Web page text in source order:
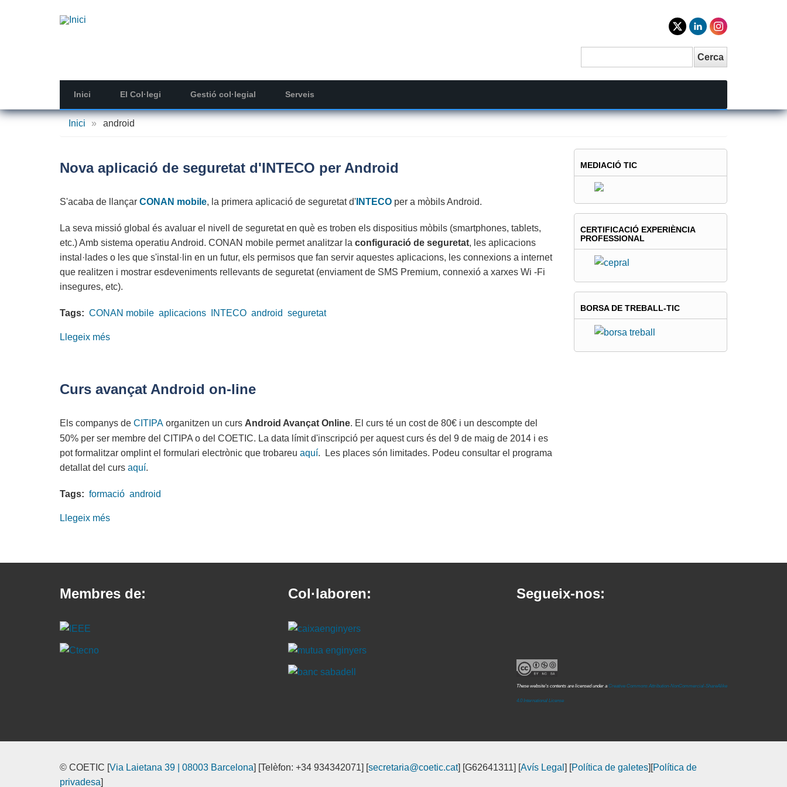
Cerca
Inici El Col·legi Gestió col·legial Serveis
Inici » android
Nova aplicació de seguretat d'INTECO per Android
S'acaba de llançar CONAN mobile, la primera aplicació de seguretat d' INTECO per a mòbils Android.
La seva missió global és avaluar el nivell de seguretat en què es troben els dispositius mòbils (smartphones, tablets,
etc.) Amb sistema operatiu Android. CONAN mobile permet analitzar la configuració de seguretat, les aplicacions
instal·lades o les que s'instal·lin en un futur, els permisos que fan servir aquestes aplicacions, les connexions a internet
que realitzen i mostrar esdeveniments rellevants de seguretat (enviament de SMS Premium, connexió a xarxes Wi -Fi
insegures, etc).
Tags: CONAN mobile aplicacions INTECO android seguretat
Llegeix més
seguretat
per
Android
Curs avançat Android on-line
Els companys de CITIPA organitzen un curs Android Avançat Online. El curs té un cost de 80€ i un descompte del
50% per ser membre del CITIPA o del COETIC. La data límit d'inscripció per aquest curs és del 9 de maig de 2014 i es
pot formalitzar omplint el formulari electrònic que trobareu aquí. Les places són limitades. Podeu consultar el programa
detallat del curs aquí.
Tags: formació android
Llegeix més
Android
line
MEDIACIÓ TIC
CERTIFICACIÓ EXPERIÈNCIA
PROFESSIONAL
BORSA DE TREBALL-TIC
Membres de: Col·laboren: Segueix-nos:
These website's contents are licensed under a Creative Commons Attribution-NonCommercial-ShareAlike
4.0 International License
© COETIC [Via Laietana 39 | 08003 Barcelona] [Telèfon: +34 934342071] [secretaria@coetic.cat] [G62641311] [Avís Legal ] [Política de galetes][Política de
privadesa]